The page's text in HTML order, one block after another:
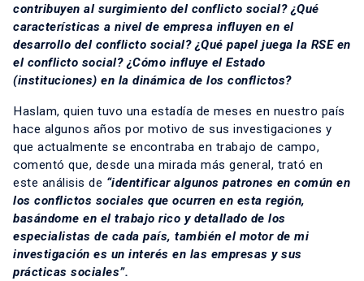
contribuyen al surgimiento del conflicto social? ¿Qué
características a nivel de empresa influyen en el
desarrollo del conflicto social? ¿Qué papel juega la RSE en
el conflicto social? ¿Cómo influye el Estado
(instituciones) en la dinámica de los conflictos?
Haslam, quien tuvo una estadía de meses en nuestro país
hace algunos años por motivo de sus investigaciones y
que actualmente se encontraba en trabajo de campo,
comentó que, desde una mirada más general, trató en
este análisis de “identificar algunos patrones en común en
los conflictos sociales que ocurren en esta región,
basándome en el trabajo rico y detallado de los
especialistas de cada país, también el motor de mi
investigación es un interés en las empresas y sus
prácticas sociales”.